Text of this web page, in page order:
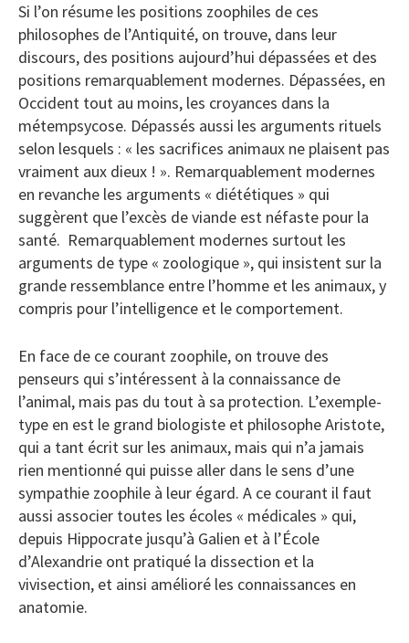
Si l’on résume les positions zoophiles de ces
philosophes de l’Antiquité, on trouve, dans leur
discours, des positions aujourd’hui dépassées et des
positions remarquablement modernes. Dépassées, en
Occident tout au moins, les croyances dans la
métempsycose. Dépassés aussi les arguments rituels
selon lesquels : « les sacrifices animaux ne plaisent pas
vraiment aux dieux ! ». Remarquablement modernes
en revanche les arguments « diététiques » qui
suggèrent que l’excès de viande est néfaste pour la
santé. Remarquablement modernes surtout les
arguments de type « zoologique », qui insistent sur la
grande ressemblance entre l’homme et les animaux, y
compris pour l’intelligence et le comportement.
En face de ce courant zoophile, on trouve des
penseurs qui s’intéressent à la connaissance de
l’animal, mais pas du tout à sa protection. L’exemple-
type en est le grand biologiste et philosophe Aristote,
qui a tant écrit sur les animaux, mais qui n’a jamais
rien mentionné qui puisse aller dans le sens d’une
sympathie zoophile à leur égard. A ce courant il faut
aussi associer toutes les écoles « médicales » qui,
depuis Hippocrate jusqu’à Galien et à l’École
d’Alexandrie ont pratiqué la dissection et la
vivisection, et ainsi amélioré les connaissances en
anatomie.